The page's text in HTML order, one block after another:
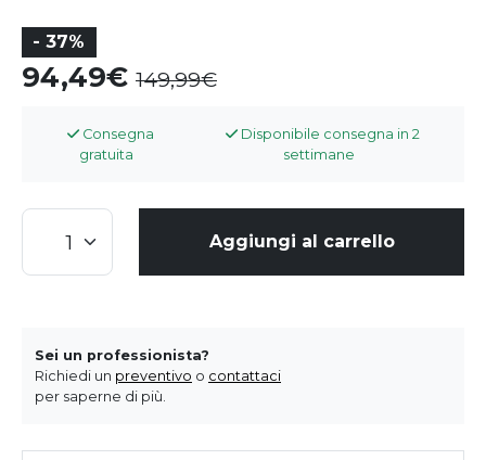
- 37%
94,49 149,99
Consegna
gratuita
Disponibile consegna in 2
settimane
Aggiungi al carrello
Sei un professionista?
Richiedi un preventivo o contattaci
per saperne di più.